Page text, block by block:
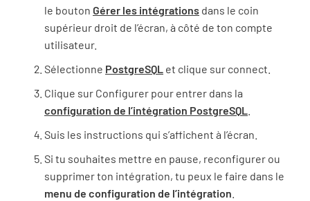
le bouton Gérer les intégrations dans le coin
supérieur droit de l’écran, à côté de ton compte
utilisateur.
Sélectionne PostgreSQL et clique sur connect.
Clique sur Configurer pour entrer dans la
configuration de l’intégration PostgreSQL
Suis les instructions qui s’affichent à l’écran.
Si tu souhaites mettre en pause, reconfigurer ou
supprimer ton intégration, tu peux le faire dans le
menu de configuration de l’intégration